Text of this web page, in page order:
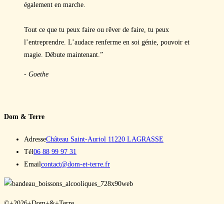
également en marche.
Tout ce que tu peux faire ou rêver de faire, tu peux
l’entreprendre. L’audace renferme en soi génie, pouvoir et
magie. Débute maintenant.”
- Goethe
Dom & Terre
AdresseChâteau Saint-Auriol 11220 LAGRASSE
Tél06 88 99 97 31
dans
application
Emailcontact@dom-et-terre.frS’ouvre